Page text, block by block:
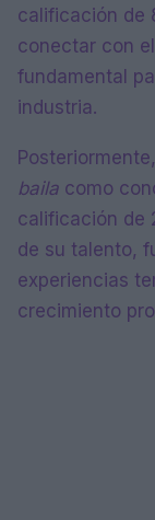
calificación de
conectar con
fundamental
industria.
baila como
calificación de
de su talento,
experiencias
crecimiento